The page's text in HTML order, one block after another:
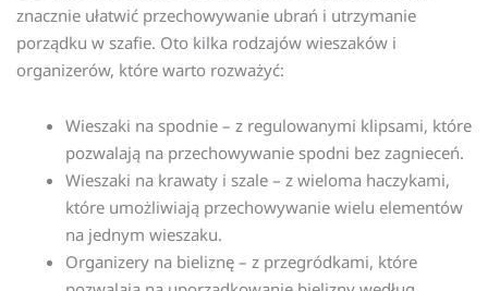
znacznie ułatwić przechowywanie ubrań i utrzymanie
porządku w szafie. Oto kilka rodzajów wieszaków i
organizerów, które warto rozważyć:
Wieszaki na spodnie – z regulowanymi klipsami, które
pozwalają na przechowywanie spodni bez zagnieceń.
Wieszaki na krawaty i szale – z wieloma haczykami,
które umożliwiają przechowywanie wielu elementów
na jednym wieszaku.
Organizery na bieliznę – z przegródkami, które